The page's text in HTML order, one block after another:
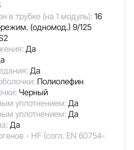
в трубке (на 1 модуль): 16
(одномод.) 9/125
Да
Да
Полиолефин
Черный
уплотнением: Да
уплотнением: Да
Да
- HF (согл. EN 60754-